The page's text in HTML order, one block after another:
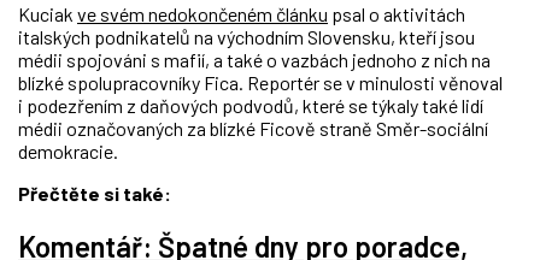
Kuciak ve svém nedokončeném článku psal o aktivitách
italských podnikatelů na východním Slovensku, kteří jsou
médii spojováni s mafií, a také o vazbách jednoho z nich na
blízké spolupracovníky Fica. Reportér se v minulosti věnoval
i podezřením z daňových podvodů, které se týkaly také lidí
médii označovaných za blízké Ficově straně Směr-sociální
demokracie.
Přečtěte si také:
Komentář: Špatné dny pro poradce,